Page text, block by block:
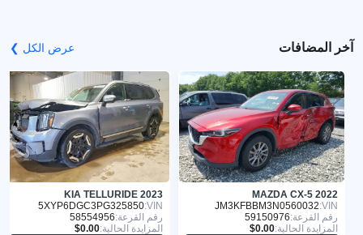
آخر المضافات عرض الكل ❯
MAZDA CX-5 2022
VIN:
JM3KFBBM3N0560032
رقم القرعة:59150976
المزايدة الحالية:
KIA TELLURIDE 2023
VIN:
5XYP6DGC3PG325850
رقم القرعة:58554956
المزايدة الحالية: